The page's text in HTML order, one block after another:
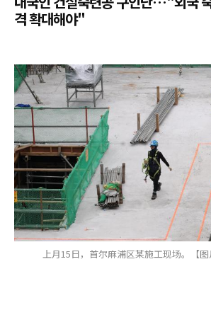
격 확대해야"
上月15日，首尔麻浦区某施工现场。【图